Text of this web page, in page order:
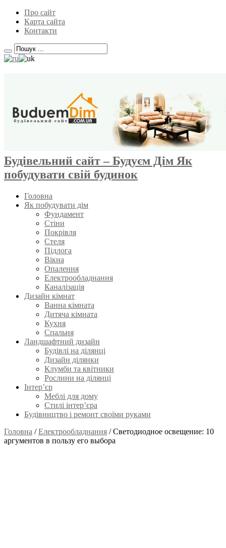
Про сайт
Карта сайта
Контакти
Будівельний сайт – Будуєм Дім Як
побудувати свій будинок
Головна
Як побудувати дім
Фундамент
Стіни
Покрівля
Стеля
Підлога
Вікна
Опалення
Електрообладнання
Каналізація
Дизайн кімнат
Ванна кімната
Дитяча кімната
Кухня
Спальня
Ландшафтний дизайн
Будівлі на ділянці
Дизайн ділянки
Клумби та квітники
Рослини на ділянці
Інтер’єр
Меблі для дому
Стилі інтер’єра
Будівництво і ремонт своїми руками
Головна /Електрообладнання /Светодиодное освещение: 10
аргументов в пользу его выбора